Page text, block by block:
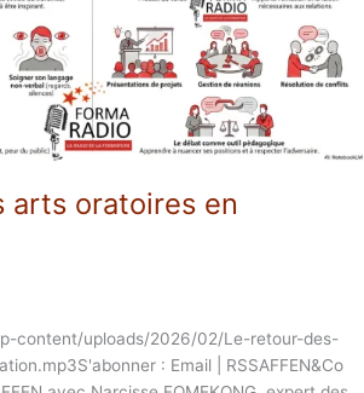
arts oratoires en
content/uploads/2026/02/Le-retour-des-
: Email | RSSAFFEN&Co